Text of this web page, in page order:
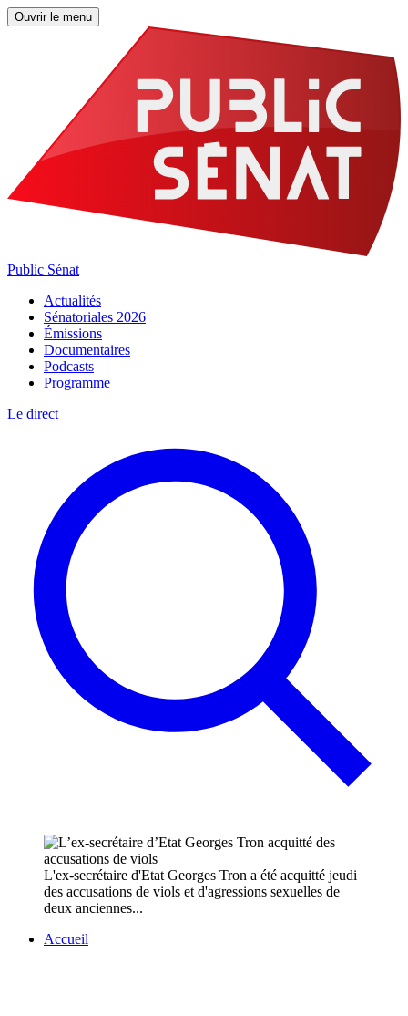
Ouvrir le menu
Public Sénat
Actualités
Sénatoriales 2026
Émissions
Documentaires
Podcasts
Programme
Le direct
L'ex-secrétaire d'Etat Georges Tron a été acquitté jeudi
des accusations de viols et d'agressions sexuelles de
deux anciennes...
Accueil